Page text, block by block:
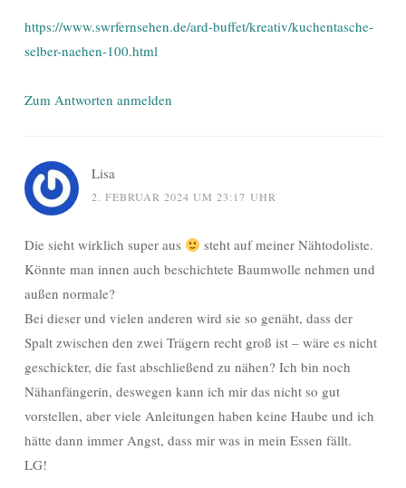
https://www.swrfernsehen.de/ard-buffet/kreativ/kuchentasche-
selber-naehen-100.html
Zum Antworten anmelden
Lisa
2. FEBRUAR 2024 UM 23:17 UHR
Die sieht wirklich super aus
steht auf meiner Nähtodoliste.
Könnte man innen auch beschichtete Baumwolle nehmen und
außen normale?
Bei dieser und vielen anderen wird sie so genäht, dass der
Spalt zwischen den zwei Trägern recht groß ist – wäre es nicht
geschickter, die fast abschließend zu nähen? Ich bin noch
Nähanfängerin, deswegen kann ich mir das nicht so gut
vorstellen, aber viele Anleitungen haben keine Haube und ich
hätte dann immer Angst, dass mir was in mein Essen fällt.
LG!